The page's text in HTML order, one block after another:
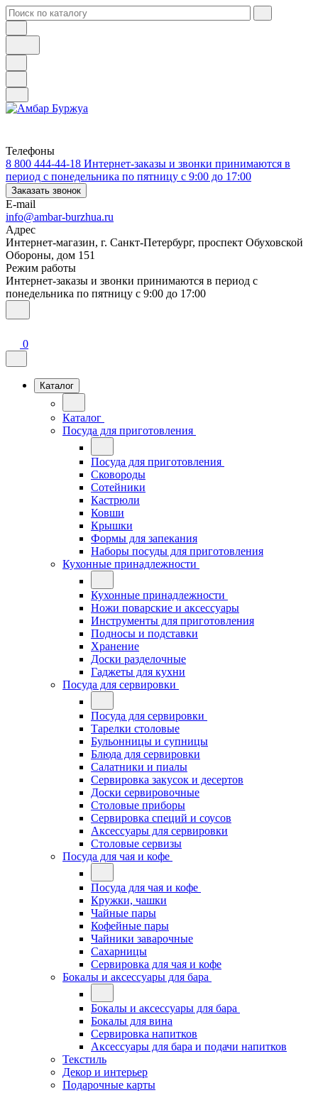
Телефоны
8 800 444-44-18 Интернет-заказы и звонки принимаются в
период с понедельника по пятницу с 9:00 до 17:00
Заказать звонок
E-mail
info@ambar-burzhua.ru
Адрес
Интернет-магазин, г. Санкт-Петербург, проспект Обуховской
Обороны, дом 151
Режим работы
Интернет-заказы и звонки принимаются в период с
понедельника по пятницу с 9:00 до 17:00
0
Каталог
Каталог
Посуда для приготовления
Посуда для приготовления
Сковороды
Сотейники
Кастрюли
Ковши
Крышки
Формы для запекания
Наборы посуды для приготовления
Кухонные принадлежности
Кухонные принадлежности
Ножи поварские и аксессуары
Инструменты для приготовления
Подносы и подставки
Хранение
Доски разделочные
Гаджеты для кухни
Посуда для сервировки
Посуда для сервировки
Тарелки столовые
Бульонницы и супницы
Блюда для сервировки
Салатники и пиалы
Сервировка закусок и десертов
Доски сервировочные
Столовые приборы
Сервировка специй и соусов
Аксессуары для сервировки
Столовые сервизы
Посуда для чая и кофе
Посуда для чая и кофе
Кружки, чашки
Чайные пары
Кофейные пары
Чайники заварочные
Сахарницы
Сервировка для чая и кофе
Бокалы и аксессуары для бара
Бокалы и аксессуары для бара
Бокалы для вина
Сервировка напитков
Аксессуары для бара и подачи напитков
Текстиль
Декор и интерьер
Подарочные карты